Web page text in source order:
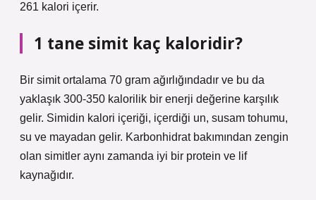
261 kalori içerir.
1 tane simit kaç kaloridir?
Bir simit ortalama 70 gram ağırlığındadır ve bu da
yaklaşık 300-350 kalorilik bir enerji değerine karşılık
gelir. Simidin kalori içeriği, içerdiği un, susam tohumu,
su ve mayadan gelir. Karbonhidrat bakımından zengin
olan simitler aynı zamanda iyi bir protein ve lif
kaynağıdır.